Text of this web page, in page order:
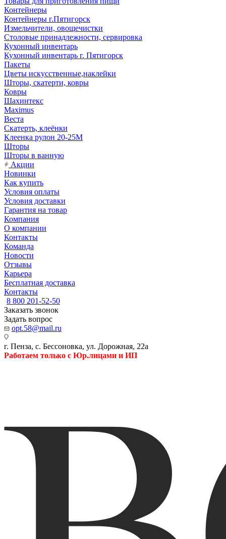
Контейнеры
Контейнеры г.Пятигорск
Измельчители, овощечистки
Столовые принадлежности, сервировка
Кухонный инвентарь
Кухонный инвентарь г. Пятигорск
Пакеты
Цветы искусственные,наклейки
Шторы, скатерти, ковры
Ковры
Шахинтекс
Maximus
Веста
Скатерть, клеёнки
Клеенка рулон 20-25М
Шторы
Шторы в ванную
Акции
Новинки
Как купить
Условия оплаты
Условия доставки
Гарантия на товар
Компания
О компании
Контакты
Команда
Новости
Отзывы
Карьера
Бесплатная доставка
Контакты
8 800 201-52-50
Заказать звонок
Задать вопрос
opt.58@mail.ru
г. Пенза, с. Бессоновка, ул. Дорожная, 22а
Работаем только с Юр.лицами и ИП